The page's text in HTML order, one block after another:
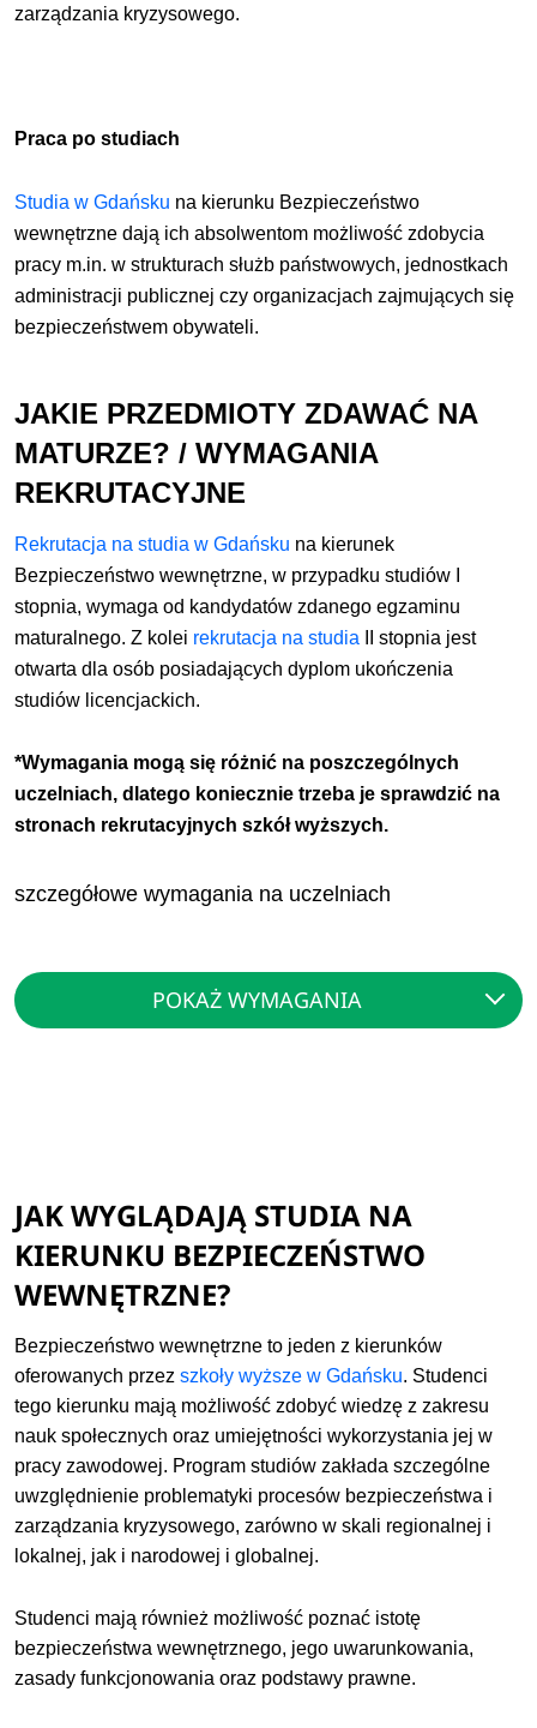
zarządzania kryzysowego.
Praca po studiach
Studia w Gdańsku na kierunku Bezpieczeństwo
wewnętrzne dają ich absolwentom możliwość zdobycia
pracy m.in. w strukturach służb państwowych, jednostkach
administracji publicznej czy organizacjach zajmujących się
bezpieczeństwem obywateli.
JAKIE PRZEDMIOTY ZDAWAĆ NA
MATURZE? / WYMAGANIA
REKRUTACYJNE
Rekrutacja na studia w Gdańsku na kierunek
Bezpieczeństwo wewnętrzne, w przypadku studiów I
stopnia, wymaga od kandydatów zdanego egzaminu
maturalnego. Z kolei rekrutacja na studia II stopnia jest
otwarta dla osób posiadających dyplom ukończenia
studiów licencjackich.
*Wymagania mogą się różnić na poszczególnych
uczelniach, dlatego koniecznie trzeba je sprawdzić na
stronach rekrutacyjnych szkół wyższych.
szczegółowe wymagania na uczelniach
POKAŻ WYMAGANIA
JAK WYGLĄDAJĄ STUDIA NA
KIERUNKU BEZPIECZEŃSTWO
WEWNĘTRZNE?
Bezpieczeństwo wewnętrzne to jeden z kierunków
oferowanych przezszkoły wyższe w Gdańsku. Studenci
tego kierunku mają możliwość zdobyć wiedzę z zakresu
nauk społecznych oraz umiejętności wykorzystania jej w
pracy zawodowej. Program studiów zakłada szczególne
uwzględnienie problematyki procesów bezpieczeństwa i
zarządzania kryzysowego, zarówno w skali regionalnej i
lokalnej, jak i narodowej i globalnej.
Studenci mają również możliwość poznać istotę
bezpieczeństwa wewnętrznego, jego uwarunkowania,
zasady funkcjonowania oraz podstawy prawne.